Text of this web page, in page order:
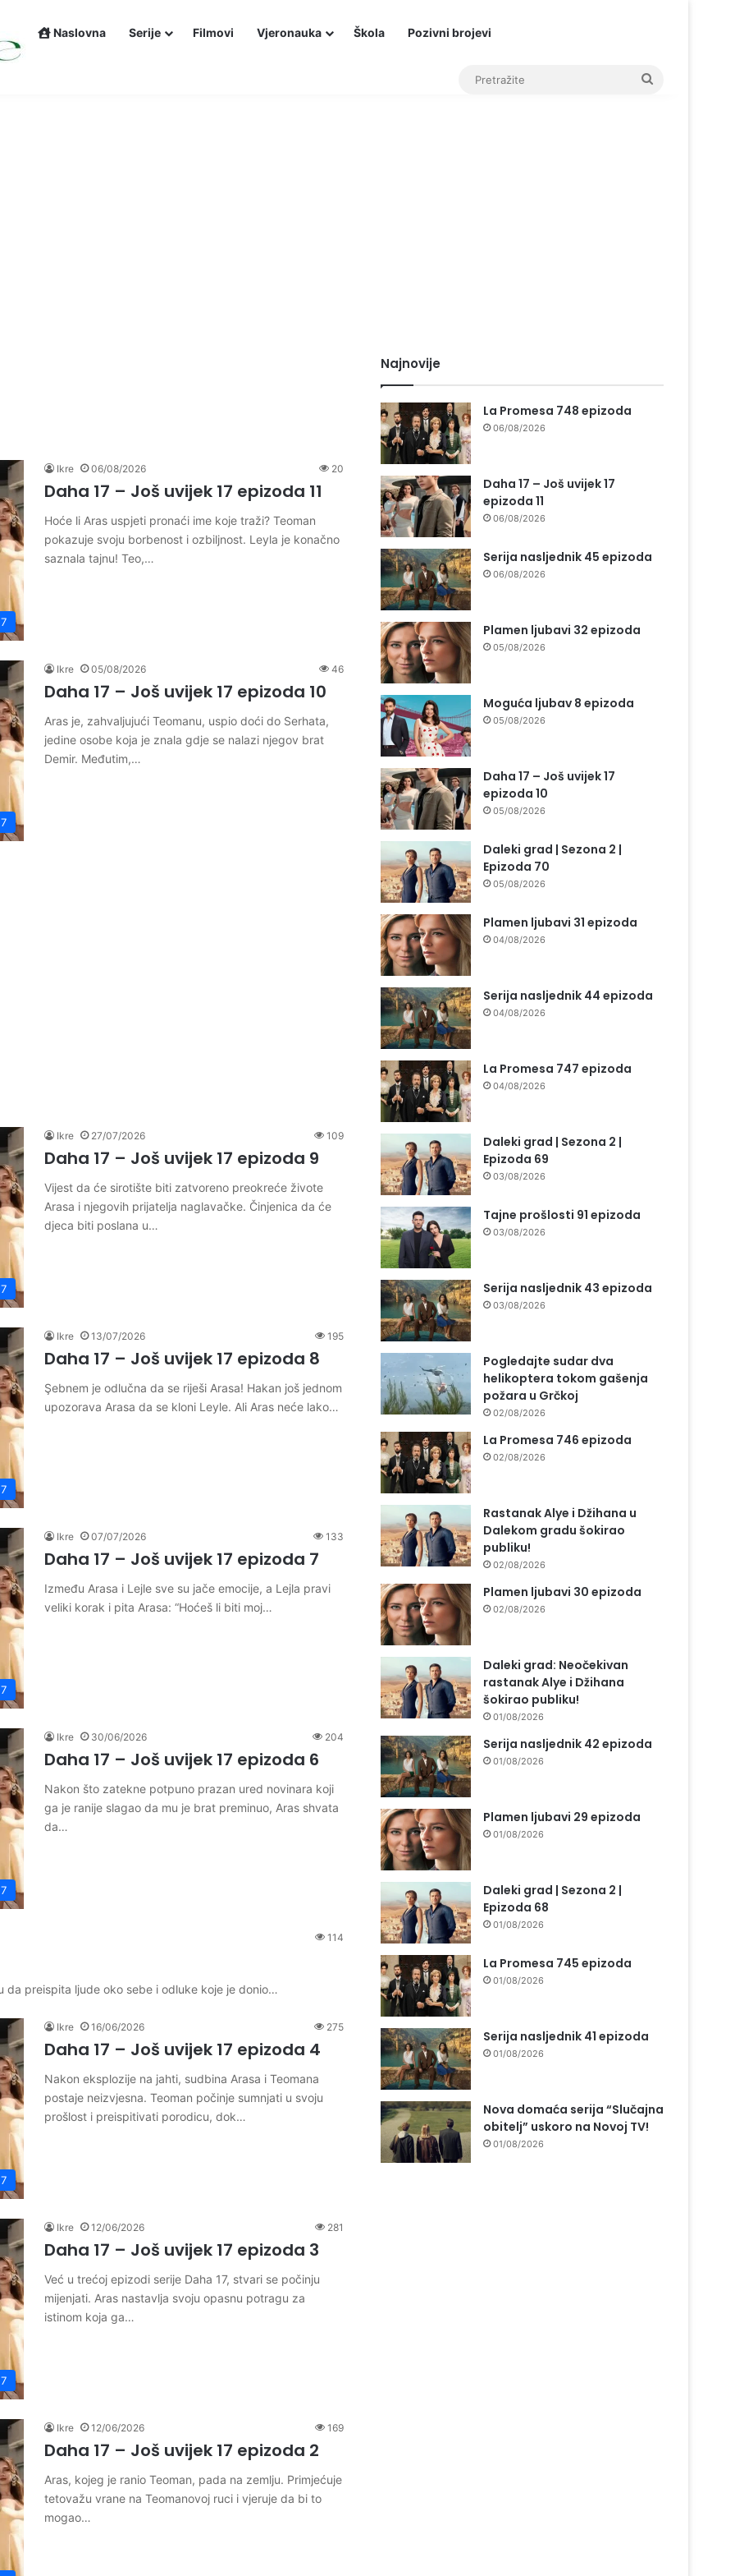
Naslovna Serije Filmovi Vjeronauka Škola Pozivni brojevi
Ikre 06/08/2026 20
Daha 17 – Još uvijek 17 epizoda 11
Hoće li Aras uspjeti pronaći ime koje traži? Teoman
pokazuje svoju borbenost i ozbiljnost. Leyla je konačno
saznala tajnu! Teo,…
Ikre 05/08/2026 46
Daha 17 – Još uvijek 17 epizoda 10
Aras je, zahvaljujući Teomanu, uspio doći do Serhata,
jedine osobe koja je znala gdje se nalazi njegov brat
Demir. Međutim,…
Ikre 27/07/2026 109
Daha 17 – Još uvijek 17 epizoda 9
Vijest da će sirotište biti zatvoreno preokreće živote
Arasa i njegovih prijatelja naglavačke. Činjenica da će
djeca biti poslana u…
Ikre 13/07/2026 195
Daha 17 – Još uvijek 17 epizoda 8
Şebnem je odlučna da se riješi Arasa! Hakan još jednom
upozorava Arasa da se kloni Leyle. Ali Aras neće lako…
Ikre 07/07/2026 133
Daha 17 – Još uvijek 17 epizoda 7
Između Arasa i Lejle sve su jače emocije, a Lejla pravi
veliki korak i pita Arasa: “Hoćeš li biti moj…
Ikre 30/06/2026 204
Daha 17 – Još uvijek 17 epizoda 6
Nakon što zatekne potpuno prazan ured novinara koji
ga je ranije slagao da mu je brat preminuo, Aras shvata
da…
114
da preispita ljude oko sebe i odluke koje je donio…
Ikre 16/06/2026 275
Daha 17 – Još uvijek 17 epizoda 4
Nakon eksplozije na jahti, sudbina Arasa i Teomana
postaje neizvjesna. Teoman počinje sumnjati u svoju
prošlost i preispitivati porodicu, dok…
Ikre 12/06/2026 281
Daha 17 – Još uvijek 17 epizoda 3
Već u trećoj epizodi serije Daha 17, stvari se počinju
mijenjati. Aras nastavlja svoju opasnu potragu za
istinom koja ga…
Ikre 12/06/2026 169
Daha 17 – Još uvijek 17 epizoda 2
Aras, kojeg je ranio Teoman, pada na zemlju. Primjećuje
tetovažu vrane na Teomanovoj ruci i vjeruje da bi to
mogao…
Najnovije
La Promesa 748 epizoda
06/08/2026
Daha 17 – Još uvijek 17
epizoda 11
06/08/2026
Serija nasljednik 45 epizoda
06/08/2026
Plamen ljubavi 32 epizoda
05/08/2026
Moguća ljubav 8 epizoda
05/08/2026
Daha 17 – Još uvijek 17
epizoda 10
05/08/2026
Daleki grad | Sezona 2 |
Epizoda 70
05/08/2026
Plamen ljubavi 31 epizoda
04/08/2026
Serija nasljednik 44 epizoda
04/08/2026
La Promesa 747 epizoda
04/08/2026
Daleki grad | Sezona 2 |
Epizoda 69
03/08/2026
Tajne prošlosti 91 epizoda
03/08/2026
Serija nasljednik 43 epizoda
03/08/2026
Pogledajte sudar dva
helikoptera tokom gašenja
požara u Grčkoj
02/08/2026
La Promesa 746 epizoda
02/08/2026
Rastanak Alye i Džihana u
Dalekom gradu šokirao
publiku!
02/08/2026
Plamen ljubavi 30 epizoda
02/08/2026
Daleki grad: Neočekivan
rastanak Alye i Džihana
šokirao publiku!
01/08/2026
Serija nasljednik 42 epizoda
01/08/2026
Plamen ljubavi 29 epizoda
01/08/2026
Daleki grad | Sezona 2 |
Epizoda 68
01/08/2026
La Promesa 745 epizoda
01/08/2026
Serija nasljednik 41 epizoda
01/08/2026
Nova domaća serija “Slučajna
obitelj” uskoro na Novoj TV!
01/08/2026